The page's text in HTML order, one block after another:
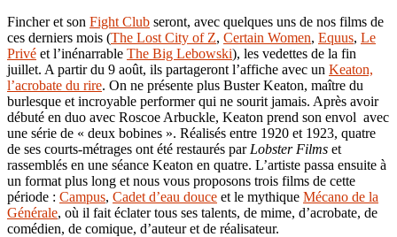
Fincher et son Fight Club seront, avec quelques uns de nos films de
ces derniers mois (The Lost City of Z, Certain Women, Equus, Le
Privé et l’inénarrable The Big Lebowski), les vedettes de la fin
juillet. A partir du 9 août, ils partageront l’affiche avec un Keaton,
l’acrobate du rire. On ne présente plus Buster Keaton, maître du
burlesque et incroyable performer qui ne sourit jamais. Après avoir
débuté en duo avec Roscoe Arbuckle, Keaton prend son envol avec
une série de « deux bobines ». Réalisés entre 1920 et 1923, quatre
de ses courts-métrages ont été restaurés par Lobster Films et
rassemblés en une séance Keaton en quatre. L’artiste passa ensuite à
un format plus long et nous vous proposons trois films de cette
période : Campus, Cadet d’eau douce et le mythique Mécano de la
Générale, où il fait éclater tous ses talents, de mime, d’acrobate, de
comédien, de comique, d’auteur et de réalisateur.